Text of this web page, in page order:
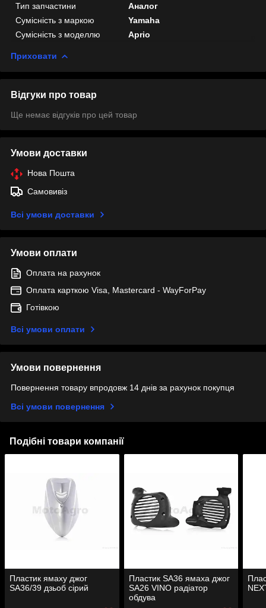
Тип запчастини
Аналог
Сумісність з маркою
Yamaha
Сумісність з моделлю
Aprio
Приховати
Відгуки про товар
Ще немає відгуків про цей товар
Умови доставки
Нова Пошта
Самовивіз
Всі умови доставки
Умови оплати
Оплата на рахунок
Оплата карткою Visa, Mastercard - WayForPay
Готівкою
Всі умови оплати
Умови повернення
Повернення товару впродовж 14 днів за рахунок покупця
Всі умови повернення
Подібні товари компанії
Пластик ямаху джог
SA36/39 дзьоб сірий
Пластик SA36 ямаха джог
SA26 VINO радіатор
обдува